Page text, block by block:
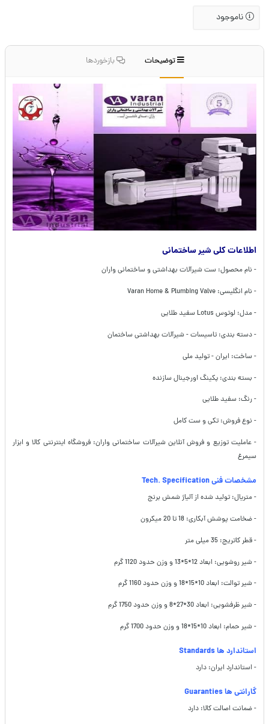
ناموجود
توضیحات بازخوردها
اطلاعات کلی شیر ساختمانی
- نام محصول: ست شیرآلات بهداشتی و ساختمانی واران
- نام انگلیسی: Varan Home & Plumbing Valve
- مدل: لوتوس Lotus سفید طلایی
- دسته بندی: تاسیسات - شیرآلات بهداشتی ساختمان
- ساخت: ایران - تولید ملی
- بسته بندی: پکینگ اورجینال سازنده
- رنگ: سفید طلایی
- نوع فروش: تکی و ست کامل
- عاملیت توزیع و فروش آنلاین شیرآلات ساختمانی واران: فروشگاه اینترنتی کالا و ابزار
سیمرغ
مشخصات فنی Tech. Specification
- متریال: تولید شده از آلیاژ شمش برنج
- ضخامت پوشش آبکاری: 18 تا 20 میکرون
- قطر کاتریج: 35 میلی متر
- شیر روشویی: ابعاد 12*5*13 و وزن حدود 1120 گرم
- شیر توالت: ابعاد 10*15*18 و وزن حدود 1160 گرم
- شیر ظرفشویی: ابعاد 30*27*8 و وزن حدود 1750 گرم
- شیر حمام: ابعاد 10*15*18 و وزن حدود 1700 گرم
استاندارد ها Standards
- استاندارد ایران: دارد
گارانتی ها Guaranties
- ضمانت اصالت کالا: دارد